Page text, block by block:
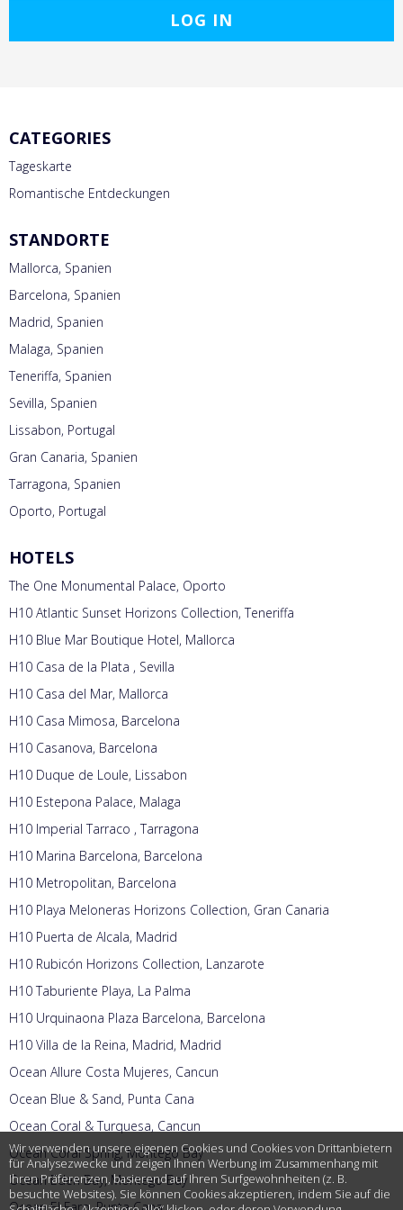
Wir verwenden unsere eigenen Cookies und Cookies von Drittanbietern
für Analysezwecke und zeigen Ihnen Werbung im Zusammenhang mit
Ihren Präferenzen, basierend auf Ihren Surfgewohnheiten (z. B.
besuchte Websites). Sie können Cookies akzeptieren, indem Sie auf die
LOG IN
CATEGORIES
Tageskarte
Romantische Entdeckungen
STANDORTE
Mallorca, Spanien
Barcelona, Spanien
Madrid, Spanien
Malaga, Spanien
Teneriffa, Spanien
Sevilla, Spanien
Lissabon, Portugal
Gran Canaria, Spanien
Tarragona, Spanien
Oporto, Portugal
HOTELS
The One Monumental Palace, Oporto
H10 Atlantic Sunset Horizons Collection, Teneriffa
H10 Blue Mar Boutique Hotel, Mallorca
H10 Casa de la Plata , Sevilla
H10 Casa del Mar, Mallorca
H10 Casa Mimosa, Barcelona
H10 Casanova, Barcelona
H10 Duque de Loule, Lissabon
H10 Estepona Palace, Malaga
H10 Imperial Tarraco , Tarragona
H10 Marina Barcelona, Barcelona
H10 Metropolitan, Barcelona
H10 Playa Meloneras Horizons Collection, Gran Canaria
H10 Puerta de Alcala, Madrid
H10 Rubicón Horizons Collection, Lanzarote
H10 Taburiente Playa, La Palma
H10 Urquinaona Plaza Barcelona, Barcelona
H10 Villa de la Reina, Madrid, Madrid
Ocean Allure Costa Mujeres, Cancun
Ocean Blue & Sand, Punta Cana
Ocean Coral & Turquesa, Cancun
Ocean Coral Spring, Montego Bay
Ocean Eden Bay, Montego Bay